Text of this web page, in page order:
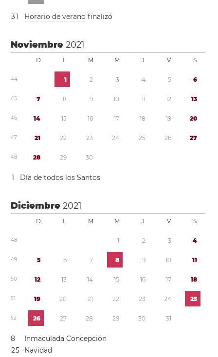
31 Horario de verano finalizó
Noviembre2021
D L M M J V S
44 1 2 3 4 5 6
45 7 8 9 10 11 12 13
46 14 15 16 17 18 19 20
47 21 22 23 24 25 26 27
48 28 29 30
1 Día de todos los Santos
Diciembre2021
D L M M J V S
48 1 2 3 4
49 5 6 7 8 9 10 11
50 12 13 14 15 16 17 18
51 19 20 21 22 23 24 25
52 26 27 28 29 30 31
8
Inmaculada Concepción
25
Navidad